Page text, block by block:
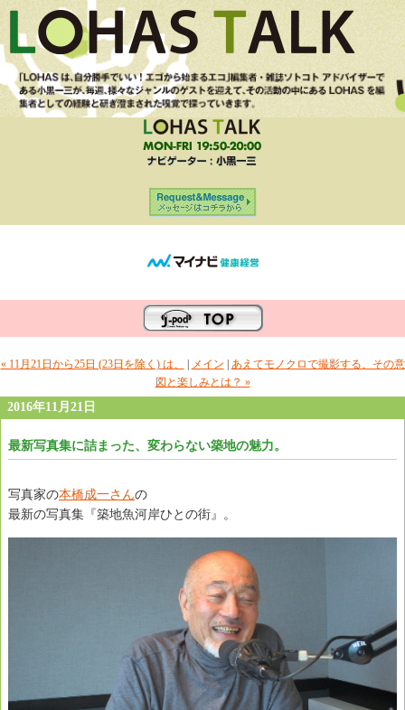
« 11月21日から25日 (23日を除く) は、 メイン
あえてモノクロで撮影する、その意
図と楽しみとは？ »
2016年11月21日
最新写真集に詰まった、変わらない築地の魅力。
写真家の本橋成一さんの
最新の写真集『築地魚河岸ひとの街』。